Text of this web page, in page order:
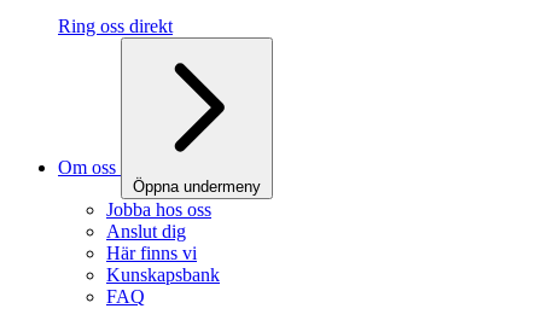
Ring oss direkt
Om oss
Öppna undermeny
Jobba hos oss
Anslut dig
Här finns vi
Kunskapsbank
FAQ